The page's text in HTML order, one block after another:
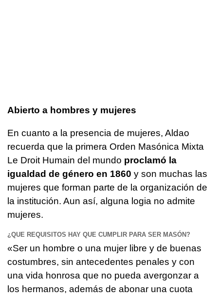
Abierto a hombres y mujeres
En cuanto a la presencia de mujeres, Aldao
recuerda que la primera Orden Masónica Mixta
Le Droit Humain del mundo proclamó la
igualdad de género en 1860 y son muchas las
mujeres que forman parte de la organización de
la institución. Aun así, alguna logia no admite
mujeres.
¿QUE REQUISITOS HAY QUE CUMPLIR PARA SER MASÓN?
«Ser un hombre o una mujer libre y de buenas
costumbres, sin antecedentes penales y con
una vida honrosa que no pueda avergonzar a
los hermanos, además de abonar una cuota